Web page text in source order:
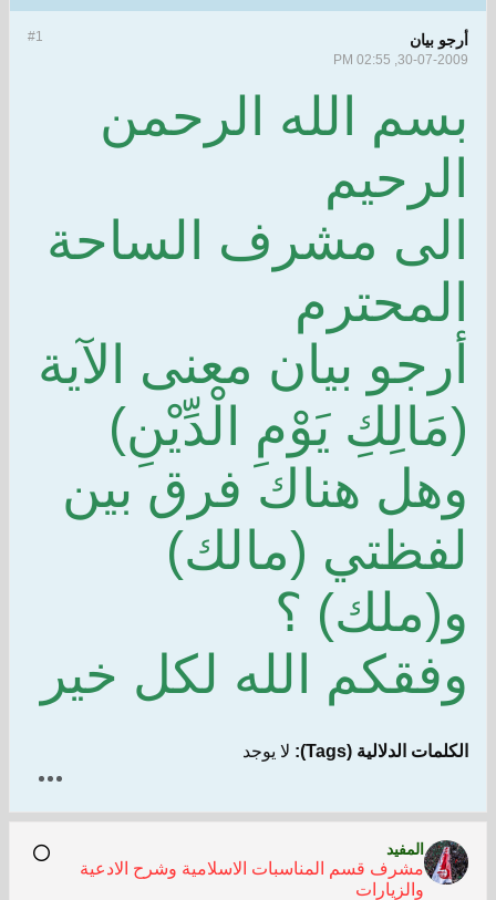
#1 أرجو بيان
30-07-2009, 02:55 PM
بسم الله الرحمن
الرحيم
الى مشرف الساحة
المحترم
أرجو بيان معنى الآية
(مَالِكِ يَوْمِ الْدِّيْنِ)
وهل هناك فرق بين
لفظتي (مالك)
و(ملك) ؟
وفقكم الله لكل خير
الكلمات الدلالية (Tags): لا يوجد
المفيد
مشرف قسم المناسبات الاسلامية وشرح الادعية
والزيارات